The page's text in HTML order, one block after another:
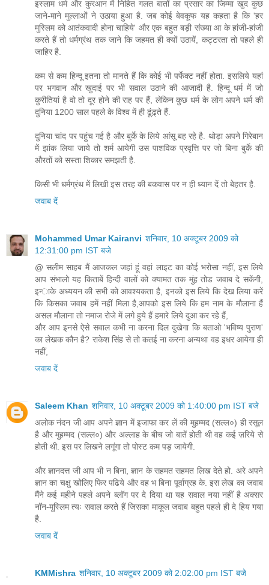
इस्लाम धर्म और कुरआन में निहित गलत बातों का प्रसार का जिम्मा खुद कुछ
जाने-माने मुल्लाओं ने उठाया हुआ है. जब कोई बेवकूफ यह कहता है कि 'हर
मुस्लिम को आतंकवादी होना चाहिये' और एक बहुत बड़ी संख्या आ के हांजी-हांजी
करते हैं तो धर्मग्रंथ तक जाने कि जहमत ही क्यों उठायें, कट्टरता तो पहले ही
जाहिर है.
कम से कम हिन्दू इतना तो मानते हैं कि कोई भी पर्फेक्ट नहीं होता. इसलिये यहां
पर भगवान और खुदाई पर भी सवाल उठाने की आजादी है. हिन्दू धर्म में जो
कुरीतियां है वो तो दूर होने की राह पर हैं, लेकिन कुछ धर्म के लोग अपने धर्म की
दुनिया 1200 साल पहले के विश्व में ही ढूंढ़्ते हैं.
दुनिया चांद पर पहुंच गई है और बुर्के के लिये आंसू बह रहे है. थोड़ा अपने गिरेबान
में झांक लिया जाये तो शर्म आयेगी उस पाशविक प्रवृत्ति पर जो बिना बुर्के की
औरतों को सस्ता शिकार समझती है.
किसी भी धर्मग्रंथ में लिखी इस तरह की बकवास पर न ही ध्यान दें तो बेहतर है.
जवाब दें
Mohammed Umar Kairanvi शनिवार, 10 अक्टूबर 2009 को
12:31:00 pm IST बजे
@ सलीम साहब मैं आजकल जहां हूं वहां लाइट का कोई भरोसा नहीं, इस लिये
आप संभालो यह किताबें हिन्‍दी वालों को क्‍यामत तक मुंह तोड जवाब दे सकेंगी,
इन्‍ाके अध्‍ययन की सभी को आवश्‍यकता है, इनको इस लिये कि देख लिया करें
कि किसका जवाब हमें नहीं मिला है,आपको इस लिये कि हम नाम के मौलाना हैं
असल मौलाना तो नमाज रोजे में लगे हुये हैं हमारे लिये दुआ कर रहे हैं,
और आप इनसे ऐसे सवाल कभी ना करना दिल दुखेगा कि बताओ 'भविष्‍य पुराण'
का लेखक कौन है? राकेश सिंह से तो कतई ना करना अन्‍यथा वह इधर आयेगा ही
नहीं,
जवाब दें
Saleem Khan शनिवार, 10 अक्टूबर 2009 को 1:40:00 pm IST बजे
अलोक नंदन जी आप अपने ज्ञान में इजाफा कर लें की मुहम्मद (सल्ल०) ही रसूल
है और मुहम्मद (सल्ल०) और अल्लाह के बीच जो बातें होती थी वह कई ज़रिये से
होती थी. इस पर लिखने लगूंगा तो पोस्ट कम पड़ जायेगी.
और ज्ञानदत्त जी आप भी न बिना, ज्ञान के सहमत सहमत लिख देते हो. अरे अपने
ज्ञान का चक्षु खोलिए फिर पढिये और वह भ बिना पूर्वाग्रह के. इस लेख का जवाब
मैंने कई महीने पहले अपने ब्लॉग पर दे दिया था यह सवाल नया नहीं है अक्सर
नॉन-मुस्लिम त्यः सवाल करते हैं जिसका माकूल जवाब बहुत पहले ही दे हिय गया
है.
जवाब दें
KMMishra शनिवार, 10 अक्टूबर 2009 को 2:02:00 pm IST बजे